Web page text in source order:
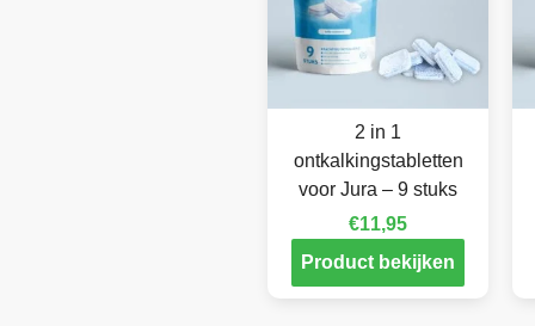
2 in 1
ontkalkingstabletten
voor Jura – 9 stuks
€11,95
Product bekijken